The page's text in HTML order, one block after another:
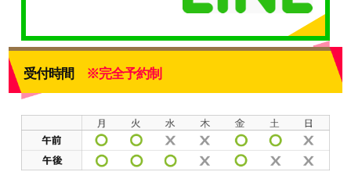
受付時間 ※完全予約制